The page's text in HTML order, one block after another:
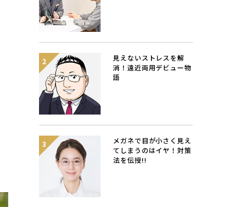
見えないストレスを解
消！遠近両用デビュー物
語
メガネで目が小さく見え
てしまうのはイヤ！対策
法を伝授!!